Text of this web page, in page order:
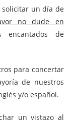
un día de
no dude en
encantados de
para concertar
de nuestros
y/o español.
un vistazo al